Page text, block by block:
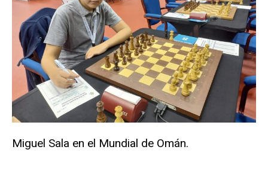
Miguel Sala en el Mundial de Omán.